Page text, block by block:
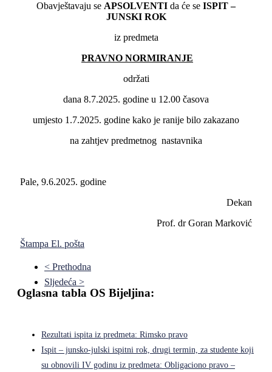
Obavještavaju se APSOLVENTI da će se ISPIT –
JUNSKI ROK
iz predmeta
PRAVNO NORMIRANJE
održati
dana 8.7.2025. godine u 12.00 časova
umjesto 1.7.2025. godine kako je ranije bilo zakazano
na zahtjev predmetnog nastavnika
Pale, 9.6.2025. godine
Dekan
Prof. dr Goran Marković
Štampa El. pošta
< Prethodna
Sljedeća >
Oglasna tabla OS Bijeljina:
Rezultati ispita iz predmeta: Rimsko pravo
Ispit – junsko-julski ispitni rok, drugi termin, za studente koji
su obnovili IV godinu iz predmeta: Obligaciono pravo –